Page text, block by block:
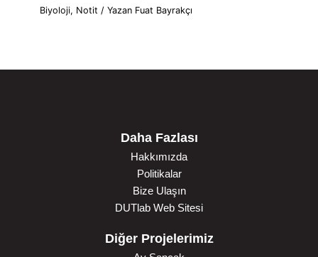
Biyoloji, Notit / Yazan Fuat Bayrakçı
Daha Fazlası
Hakkımızda
Politikalar
Bize Ulaşın
DUTlab Web Sitesi
Diğer Projelerimiz